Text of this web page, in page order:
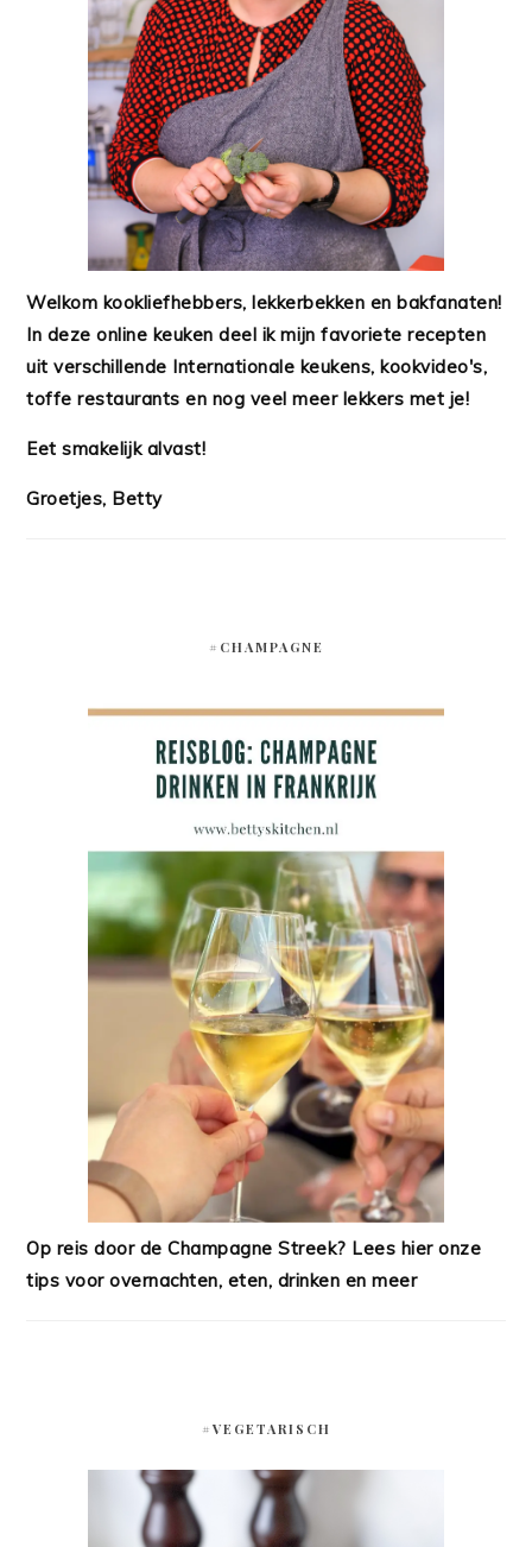
Welkom kookliefhebbers, lekkerbekken en bakfanaten!
In deze online keuken deel ik mijn favoriete recepten
uit verschillende Internationale keukens, kookvideo's,
toffe restaurants en nog veel meer lekkers met je!
Eet smakelijk alvast!
Groetjes, Betty
#CHAMPAGNE
Op reis door de Champagne Streek? Lees hier onze
tips voor overnachten, eten, drinken en meer
#VEGETARISCH